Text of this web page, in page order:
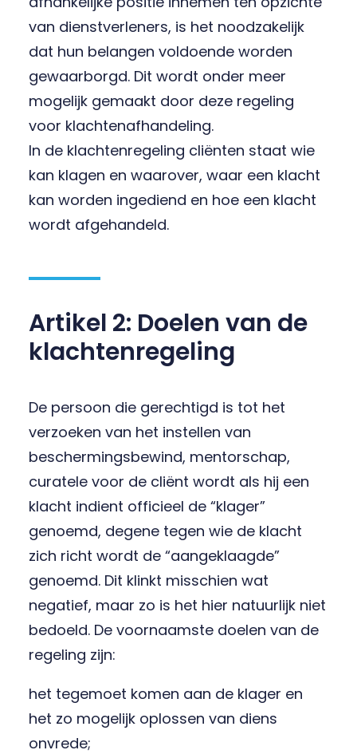
van dienstverleners, is het noodzakelijk
dat hun belangen voldoende worden
gewaarborgd. Dit wordt onder meer
mogelijk gemaakt door deze regeling
voor klachtenafhandeling.
In de klachtenregeling cliënten staat wie
kan klagen en waarover, waar een klacht
kan worden ingediend en hoe een klacht
wordt afgehandeld.
Artikel 2: Doelen van de
klachtenregeling
De persoon die gerechtigd is tot het
verzoeken van het instellen van
beschermingsbewind, mentorschap,
curatele voor de cliënt wordt als hij een
klacht indient officieel de “klager”
genoemd, degene tegen wie de klacht
zich richt wordt de “aangeklaagde”
genoemd. Dit klinkt misschien wat
negatief, maar zo is het hier natuurlijk niet
bedoeld. De voornaamste doelen van de
regeling zijn:
het tegemoet komen aan de klager en
het zo mogelijk oplossen van diens
onvrede;